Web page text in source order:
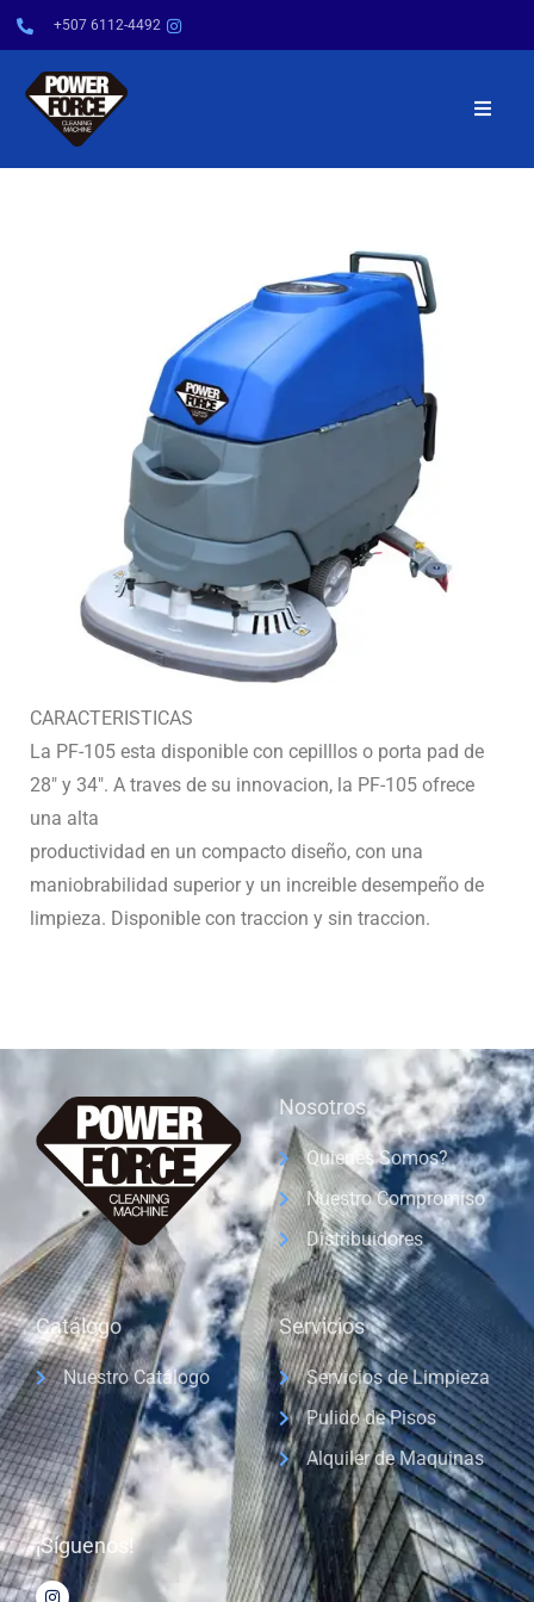
+507 6112-4492
INICIO
PRODUCTOS
SERVICIOS
POWER TIPS
CARACTERISTICAS
La PF-105 esta disponible con cepilllos o porta pad de
28″ y 34″. A traves de su innovacion, la PF-105 ofrece
una alta
productividad en un compacto diseño, con una
maniobrabilidad superior y un increible desempeño de
limpieza. Disponible con traccion y sin traccion.
Nosotros
Quienes Somos?
Nuestro Compromiso
Distribuidores
Catálogo
Nuestro Catálogo
Servicios
Servicios de Limpieza
Pulido de Pisos
Alquiler de Maquinas
¡Síguenos!